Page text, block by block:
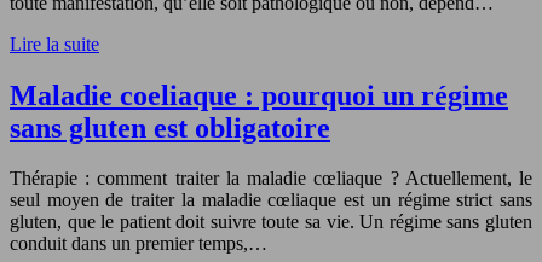
Lire la suite
Maladie coeliaque : pourquoi un régime
sans gluten est obligatoire
Thérapie : comment traiter la maladie cœliaque ? Actuellement, le
seul moyen de traiter la maladie cœliaque est un régime strict sans
gluten, que le patient doit suivre toute sa vie. Un régime sans gluten
conduit dans un premier temps,…